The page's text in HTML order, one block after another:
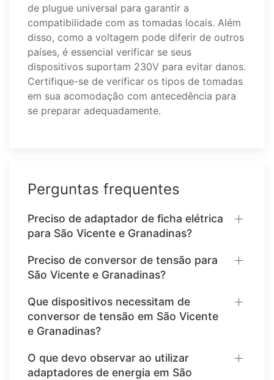
de plugue universal para garantir a
compatibilidade com as tomadas locais. Além
disso, como a voltagem pode diferir de outros
países, é essencial verificar se seus
dispositivos suportam 230V para evitar danos.
Certifique-se de verificar os tipos de tomadas
em sua acomodação com antecedência para
se preparar adequadamente.
Perguntas frequentes
Preciso de adaptador de ficha elétrica
para São Vicente e Granadinas?
Preciso de conversor de tensão para
São Vicente e Granadinas?
Que dispositivos necessitam de
conversor de tensão em São Vicente
e Granadinas?
O que devo observar ao utilizar
adaptadores de energia em São